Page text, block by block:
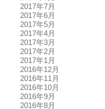
2017年7月
2017年6月
2017年5月
2017年4月
2017年3月
2017年2月
2017年1月
2016年12月
2016年11月
2016年10月
2016年9月
2016年8月